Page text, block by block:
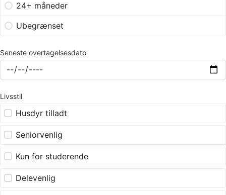
24+ måneder
Ubegrænset
Seneste overtagelsesdato
Livsstil
Husdyr tilladt
Seniorvenlig
Kun for studerende
Delevenlig